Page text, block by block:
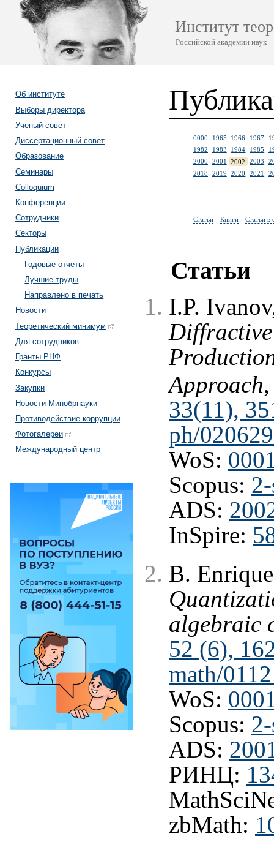
Институт
Российской академии наук
Об институте
Выборы директора
Ученый совет
Диссертационный совет
Образование
Семинары
Colloquium
Конференции
Сотрудники
Секторы
Публикации
Годовые отчеты
Лучшие труды
Направлено в печать
Новости
Теоретический минимум
Для сотрудников
Гранты РНФ
Конкурсы
Закупки
Новости Минобрнауки
Противодействие коррупции
Фотогалереи
Международный центр
0000 1965 1966 1967
1982
1983 1984 1985
2000
2001 2002 2003
2018
2019 2020 2021
Статьи Книги Статьи в
Статьи
I.P.
Diffractive
Approach,
33(11),
ph/
WoS:
Scopus:
ADS:
InSpire:
B.
algebraic
52 (6),
math/
WoS:
Scopus:
ADS:
РИНЦ:
zbMath: